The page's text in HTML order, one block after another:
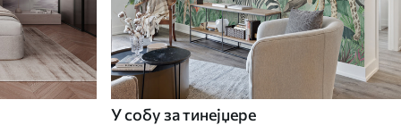
У собу за тинејџере